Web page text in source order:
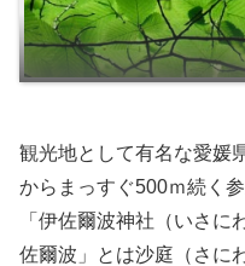
観光地として有名な愛媛
からまっすぐ500ｍ続く
「伊佐爾波神社（いさ
佐爾波」とは沙庭（さに